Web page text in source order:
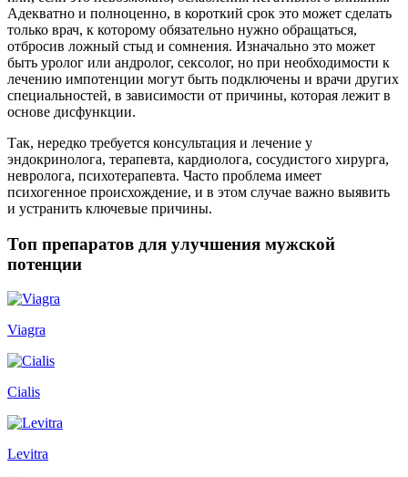
Адекватно и полноценно, в короткий срок это может сделать
только врач, к которому обязательно нужно обращаться,
отбросив ложный стыд и сомнения. Изначально это может
быть уролог или андролог, сексолог, но при необходимости к
лечению импотенции могут быть подключены и врачи других
специальностей, в зависимости от причины, которая лежит в
основе дисфункции.
Так, нередко требуется консультация и лечение у
эндокринолога, терапевта, кардиолога, сосудистого хирурга,
невролога, психотерапевта. Часто проблема имеет
психогенное происхождение, и в этом случае важно выявить
и устранить ключевые причины.
Топ препаратов для улучшения мужской
потенции
Viagra
Cialis
Levitra